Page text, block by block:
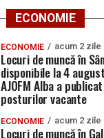
ECONOMIE
ECONOMIE acum 2 zile
Locuri de muncă în
disponibile la 4
AJOFM Alba a
posturilor vacante
ECONOMIE acum 2 zile
Locuri de muncă în